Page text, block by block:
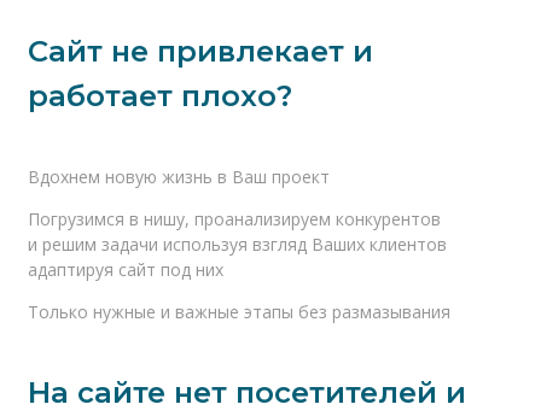
Сайт не привлекает и
работает плохо?
Вдохнем новую жизнь в Ваш проект
Погрузимся в нишу, проанализируем конкурентов
и решим задачи используя взгляд Ваших клиентов
адаптируя сайт под них
Только нужные и важные этапы без размазывания
На сайте нет посетителей и